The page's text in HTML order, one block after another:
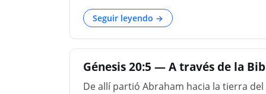
dicho, que esta era la verdad del
que podría ser dependido, y hablaría
CORAZÓN E INOCENCIA DE MIS
diseño no era para desafiar a la mujer,
Seguir leyendo →
Génesis 20:5 — A través de la
De allí partió Abraham hacia la tierra